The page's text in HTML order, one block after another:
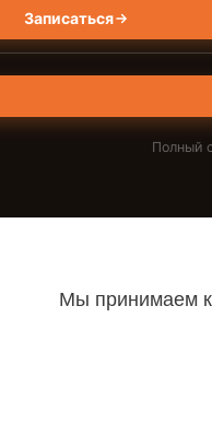
Записаться
Полный
Мы принимаем